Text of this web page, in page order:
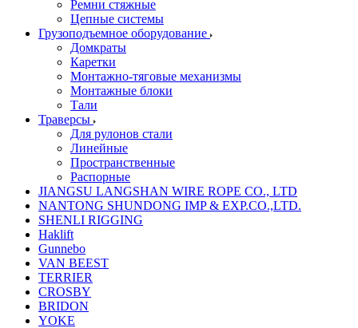
Ремни стяжные
Цепные системы
Грузоподъемное оборудование
Домкраты
Каретки
Монтажно-тяговые механизмы
Монтажные блоки
Тали
Траверсы
Для рулонов стали
Линейные
Пространственные
Распорные
JIANGSU LANGSHAN WIRE ROPE CO., LTD
NANTONG SHUNDONG IMP & EXP.CO.,LTD.
SHENLI RIGGING
Haklift
Gunnebo
VAN BEEST
TERRIER
CROSBY
BRIDON
YOKE